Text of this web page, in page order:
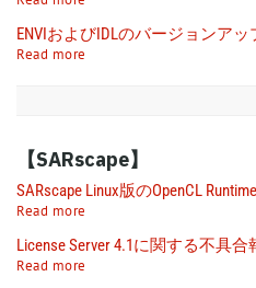
ENVIおよびIDLのバージョンア
Read more
【SARscape】
SARscape Linux版のOpenCL
Read more
License Server 4.1に関する不具
Read more